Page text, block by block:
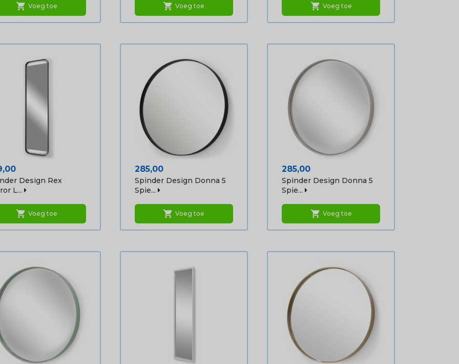
shopping_cart Voeg toe shopping_cart Voeg toe shopping_cart Voeg toe
Design Rex
L...
shopping_cart Voeg toe
Prijs
285,00
Spinder Design Donna 5
Spie...
shopping_cart Voeg toe
Prijs
285,00
Spinder Design Donna 5
Spie...
shopping_cart Voeg toe